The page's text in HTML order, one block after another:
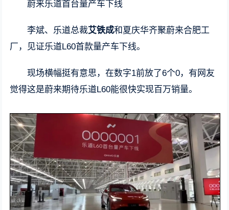
蔚来乐道首台量产车下线
李斌、乐道总裁艾铁成和夏庆华齐聚蔚来合肥工
厂，见证乐道L60首款量产车下线。
现场横幅挺有意思，在数字1前放了6个0，有网友
觉得这是蔚来期待乐道L60能很快实现百万销量。